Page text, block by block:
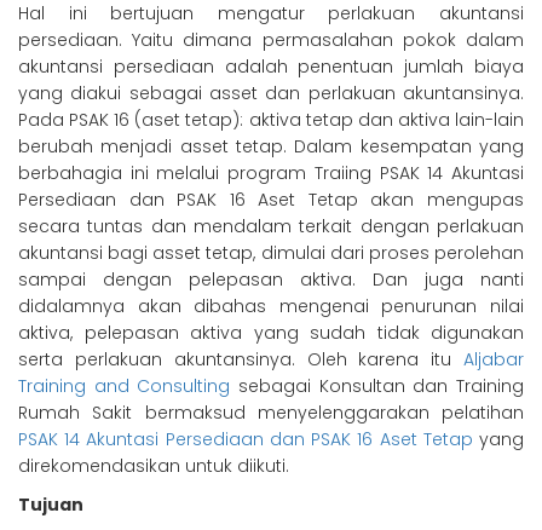
Hal ini bertujuan mengatur perlakuan akuntansi
persediaan. Yaitu dimana permasalahan pokok dalam
akuntansi persediaan adalah penentuan jumlah biaya
yang diakui sebagai asset dan perlakuan akuntansinya.
Pada PSAK 16 (aset tetap): aktiva tetap dan aktiva lain-lain
berubah menjadi asset tetap. Dalam kesempatan yang
berbahagia ini melalui program Traiing PSAK 14 Akuntasi
Persediaan dan PSAK 16 Aset Tetap akan mengupas
secara tuntas dan mendalam terkait dengan perlakuan
akuntansi bagi asset tetap, dimulai dari proses perolehan
sampai dengan pelepasan aktiva. Dan juga nanti
didalamnya akan dibahas mengenai penurunan nilai
aktiva, pelepasan aktiva yang sudah tidak digunakan
serta perlakuan akuntansinya. Oleh karena itu Aljabar
Training and Consulting sebagai Konsultan dan Training
Rumah Sakit bermaksud menyelenggarakan pelatihan
PSAK 14 Akuntasi Persediaan dan PSAK 16 Aset Tetap yang
direkomendasikan untuk diikuti.
Tujuan